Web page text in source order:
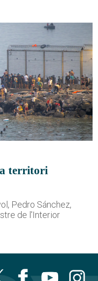
territori
Pedro Sánchez,
de l'Interior